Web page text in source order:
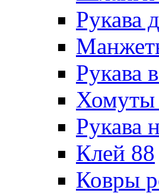
Рукава
Рукава
Хомуты
Рукава
Клей 88
Ковры